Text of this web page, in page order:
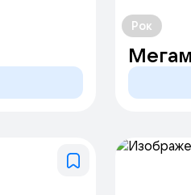
Рок